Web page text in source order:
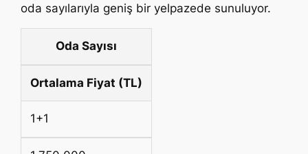
oda sayılarıyla geniş bir yelpazede sunuluyor.
Oda Sayısı
Ortalama Fiyat (TL)
1+1